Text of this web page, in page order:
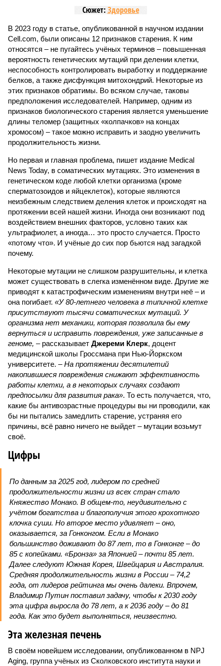
Сюжет:Здоровье
В 2023 году в статье, опубликованной в научном издании
Cell.com, были описаны 12 признаков старения. К ним
относятся – не пугайтесь учёных терминов – повышенная
вероятность генетических мутаций при делении клетки,
неспособность контролировать выработку и поддержание
белков, а также дисфункция митохондрий. Некоторые из
этих признаков обратимы. Во всяком случае, таковы
предположения исследователей. Например, одним из
признаков биологического старения является уменьшение
длины теломер (защитных «колпачков» на концах
хромосом) – такое можно исправить и заодно увеличить
продолжительность жизни.
Но первая и главная проблема, пишет издание Medical
News Today, в соматических мутациях. Это изменения в
генетическом коде любой клетки организма (кроме
сперматозоидов и яйцеклеток), которые являются
неизбежным следствием деления клеток и происходят на
протяжении всей нашей жизни. Иногда они возникают под
воздействием внешних факторов, условно таких как
ультрафиолет, а иногда… это просто случается. Просто
«потому что». И учёные до сих пор бьются над загадкой
почему.
Некоторые мутации не слишком разрушительны, и клетка
может существовать в слегка изменённом виде. Другие же
приводят к катастрофическим изменениям внутри неё – и
она погибает. «У 80-летнего человека в типичной клетке
присутствуют тысячи соматических мутаций. У
организма нет механики, которая позволила бы ему
вернуться и исправить повреждения, уже записанные в
геноме, – рассказывает Джереми Клерк, доцент
медицинской школы Гроссмана при Нью-Йоркском
университете. – На протяжении десятилетий
накопившиеся повреждения снижают эффективность
работы клетки, а в некоторых случаях создают
предпосылки для развития рака». То есть получается, что,
какие бы антивозрастные процедуры вы ни проводили, как
бы ни пытались замедлить старение, устраняя его
причины, всё равно ничего не выйдет – мутации возьмут
своё.
Цифры
По данным за 2025 год, лидером по средней
продолжительности жизни из всех стран стало
Княжество Монако. В общем-то, неудивительно с
учётом богатства и благополучия этого крохотного
клочка суши. Но второе место удивляет – оно,
оказывается, за Гонконгом. Если в Монако
большинство доживают до 87 лет, то в Гонконге – до
85 с копейками. «Бронза» за Японией – почти 85 лет.
Далее следуют Южная Корея, Швейцария и Австралия.
Средняя продолжительность жизни в России – 74,2
года, от лидеров рейтинга мы очень далеки. Впрочем,
Владимир Путин поставил задачу, чтобы к 2030 году
эта цифра выросла до 78 лет, а к 2036 году – до 81
года. Как это будет выполняться, неизвестно.
Эта железная печень
В своём новейшем исследовании, опубликованном в NPJ
Aging, группа учёных из Сколковского института науки и